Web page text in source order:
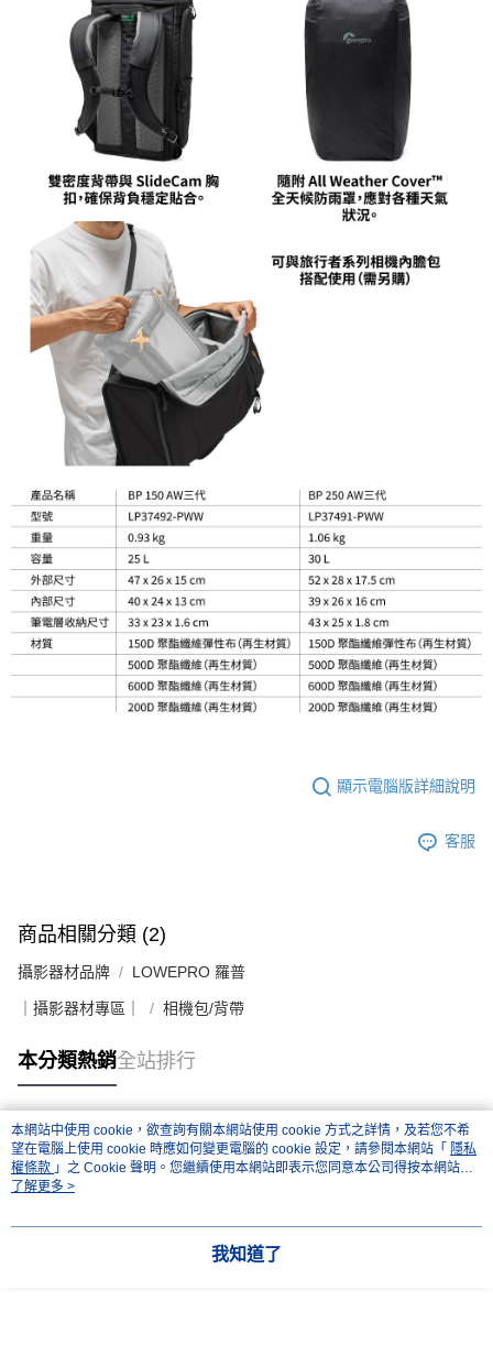
顯示電腦版詳細說明
客服
商品相關分類 (2)
攝影器材品牌 LOWEPRO 羅普
｜攝影器材專區｜ 相機包/背帶
本分類熱銷全站排行
熱門標籤
本網站中使用 cookie，欲查詢有關本網站使用 cookie 方式之詳情，及若您不希
望在電腦上使用 cookie 時應如何變更電腦的 cookie 設定，請參閱本網站「 隱私
權條款 」之 Cookie 聲明。您繼續使用本網站即表示您同意本公司得按本網站使
用條款之 Cookie 聲明使用 cookie。
了解更多 >
我知道了